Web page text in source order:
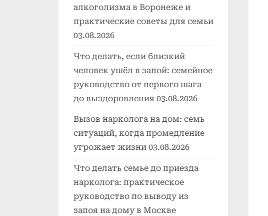
алкоголизма в Воронеже и
практические советы для семьи
03.08.2026
Что делать, если близкий
человек ушёл в запой: семейное
руководство от первого шага
до выздоровления 03.08.2026
Вызов нарколога на дом: семь
ситуаций, когда промедление
угрожает жизни 03.08.2026
Что делать семье до приезда
нарколога: практическое
руководство по выводу из
запоя на дому в Москве